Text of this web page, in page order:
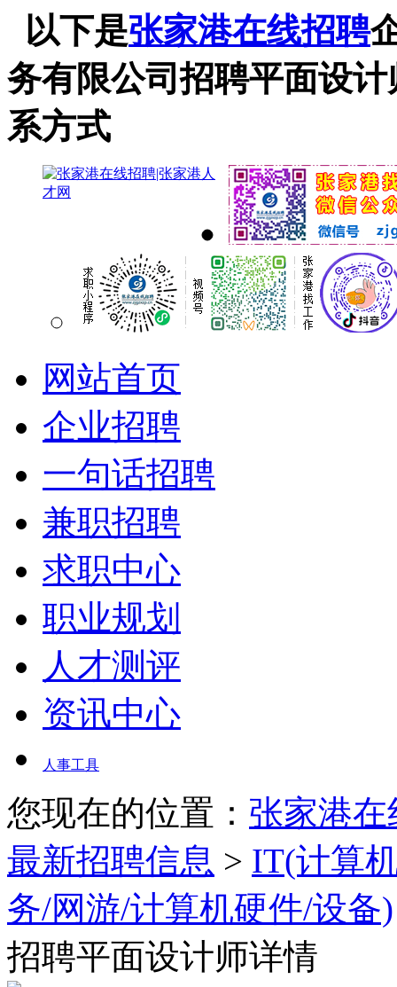
以下是张家港在线招聘
务有限公司招聘平面设
系方式
网站首页
企业招聘
一句话招聘
兼职招聘
求职中心
职业规划
人才测评
资讯中心
人事工具
您现在的位置： 张家港
最新招聘信息 > IT(计算
务/网游/计算机硬件/设备)
招聘平面设计师详情